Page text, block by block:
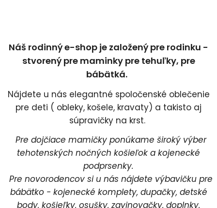
Náš rodinný e-shop je založený pre rodinku -
stvorený pre maminky pre tehuľky, pre
bábätká.
Nájdete u nás elegantné spoločenské oblečenie
pre deti ( obleky, košele, kravaty) a takisto aj
súpravičky na krst.
Pre dojčiace mamičky ponúkame široký výber
tehotenských nočných košieľok a kojenecké
podprsenky.
Pre novorodencov si u nás nájdete výbavičku pre
bábätko - kojenecké komplety, dupačky, detské
body, košieľky, osušky, zavinovačky, doplnky.